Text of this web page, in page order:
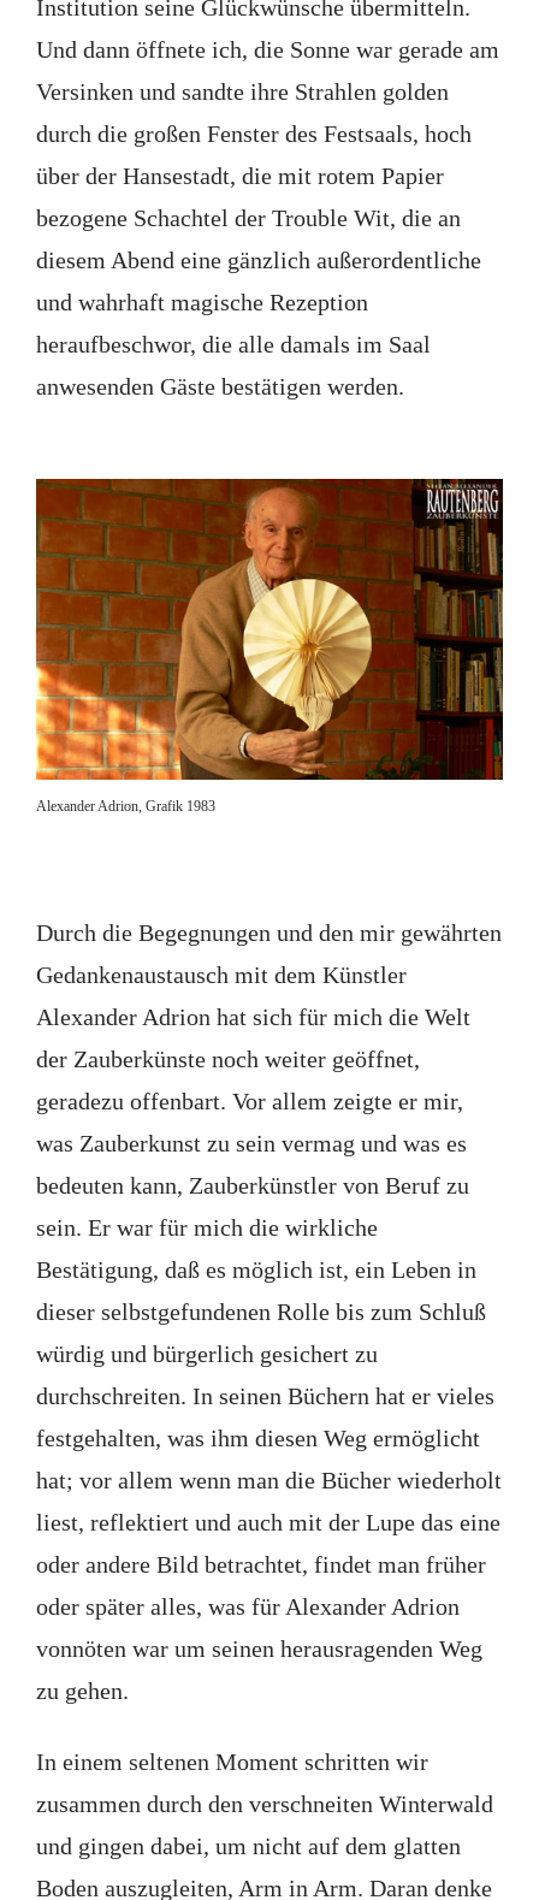
Institution seine Glückwünsche übermitteln.
Und dann öffnete ich, die Sonne war gerade am
Versinken und sandte ihre Strahlen golden
durch die großen Fenster des Festsaals, hoch
über der Hansestadt, die mit rotem Papier
bezogene Schachtel der Trouble Wit, die an
diesem Abend eine gänzlich außerordentliche
und wahrhaft magische Rezeption
heraufbeschwor, die alle damals im Saal
anwesenden Gäste bestätigen werden.
Alexander Adrion, Grafik 1983
Durch die Begegnungen und den mir gewährten
Gedankenaustausch mit dem Künstler
Alexander Adrion hat sich für mich die Welt
der Zauberkünste noch weiter geöffnet,
geradezu offenbart. Vor allem zeigte er mir,
was Zauberkunst zu sein vermag und was es
bedeuten kann, Zauberkünstler von Beruf zu
sein. Er war für mich die wirkliche
Bestätigung, daß es möglich ist, ein Leben in
dieser selbstgefundenen Rolle bis zum Schluß
würdig und bürgerlich gesichert zu
durchschreiten. In seinen Büchern hat er vieles
festgehalten, was ihm diesen Weg ermöglicht
hat; vor allem wenn man die Bücher wiederholt
liest, reflektiert und auch mit der Lupe das eine
oder andere Bild betrachtet, findet man früher
oder später alles, was für Alexander Adrion
vonnöten war um seinen herausragenden Weg
zu gehen.
In einem seltenen Moment schritten wir
zusammen durch den verschneiten Winterwald
und gingen dabei, um nicht auf dem glatten
Boden auszugleiten, Arm in Arm. Daran denke